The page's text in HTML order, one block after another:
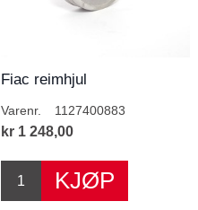
Fiac reimhjul
Varenr. 1127400883
kr 1 248,00